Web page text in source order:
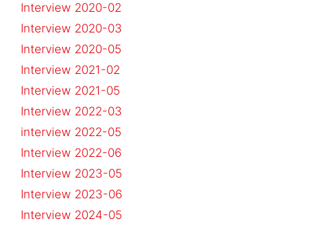
Interview 2020-02
Interview 2020-03
Interview 2020-05
Interview 2021-02
Interview 2021-05
Interview 2022-03
interview 2022-05
Interview 2022-06
Interview 2023-05
Interview 2023-06
Interview 2024-05